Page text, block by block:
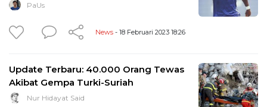
PaUs
News - 18 Februari 2023 18:26
Update Terbaru: 40.000 Orang Tewas
Akibat Gempa Turki-Suriah
Nur Hidayat Said